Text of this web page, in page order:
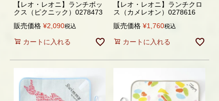
【レオ・レオニ】ランチボッ
クス（ピクニック）0278473
販売価格 ¥2,090税込
カートに入れる
【レオ・レオニ】ランチクロ
ス（カメレオン）0278616
販売価格 ¥1,760税込
カートに入れる